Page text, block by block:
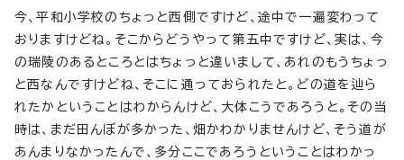
今、平和小学校のちょっと西側ですけど、途中で一遍変わって
おりますけどね。そこからどうやって第五中ですけど、実は、今
の瑞陵のあるところとはちょっと違いまして、あれのもうちょっ
と西なんですけどね、そこに通っておられたと。どの道を辿ら
れたかということはわからんけど、大体こうであろうと。その当
時は、まだ田んぼが多かった、畑かわかりませんけど、そう道が
あんまりなかったんで、多分ここであろうということはわかっ